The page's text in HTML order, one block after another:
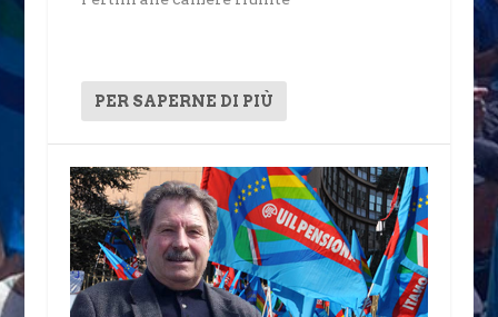
PER SAPERNE DI PIÙ